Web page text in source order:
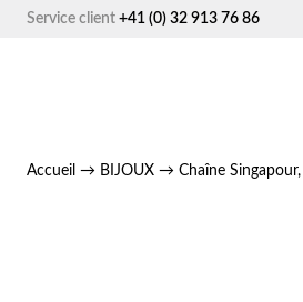
AllerService client +41 (0) 32 913 76 86
Accueil → BIJOUX → Chaîne